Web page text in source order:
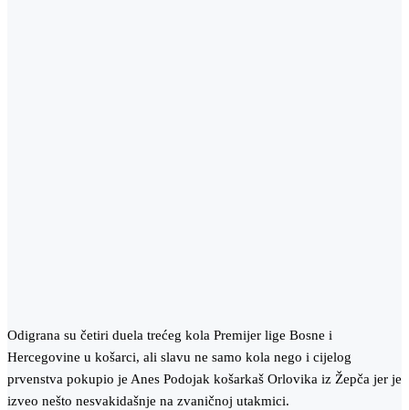
Odigrana su četiri duela trećeg kola Premijer lige Bosne i
Hercegovine u košarci, ali slavu ne samo kola nego i cijelog
prvenstva pokupio je Anes Podojak košarkaš Orlovika iz Žepča jer je
izveo nešto nesvakidašnje na zvaničnoj utakmici.